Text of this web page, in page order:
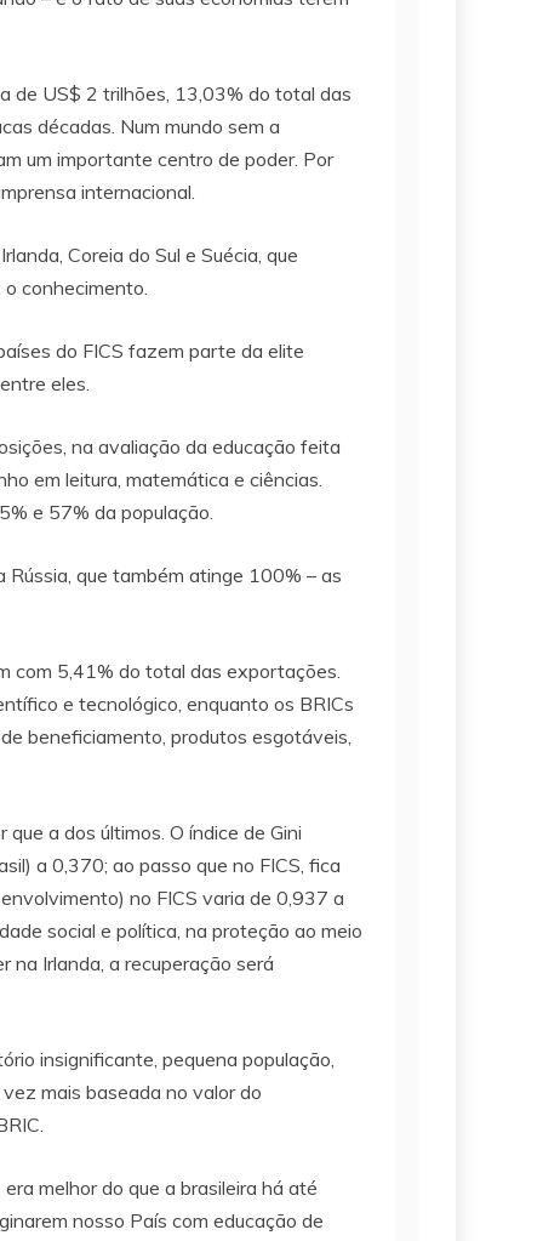
de US$ 2 trilhões, 13,03% do total das
décadas. Num mundo sem a
um importante centro de poder. Por
internacional.
Coreia do Sul e Suécia, que
conhecimento.
do FICS fazem parte da elite
eles.
na avaliação da educação feita
em leitura, matemática e ciências.
e 57% da população.
que também atinge 100% – as
com 5,41% do total das exportações.
e tecnológico, enquanto os BRICs
beneficiamento, produtos esgotáveis,
a dos últimos. O índice de Gini
a 0,370; ao passo que no FICS, fica
no FICS varia de 0,937 a
social e política, na proteção ao meio
na Irlanda, a recuperação será
insignificante, pequena população,
mais baseada no valor do
melhor do que a brasileira há até
nosso País com educação de